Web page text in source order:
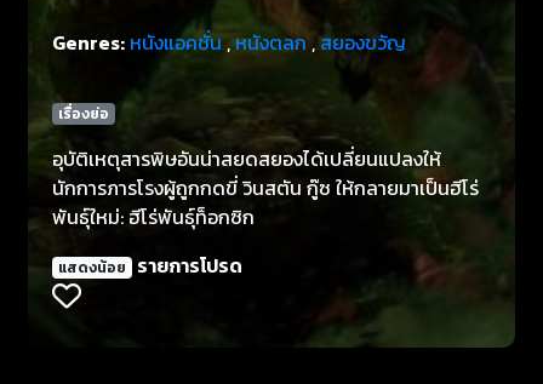
Genres: หนังแอคชั่น, หนังตลก,สยองขวัญ
เรื่องย่อ
อุบัติเหตุสารพิษอันน่าสยดสยองได้เปลี่ยนแปลงให้
นักการภารโรงผู้ถูกกดขี่ วินสตัน กู๊ซ ให้กลายมาเป็นฮีโร่
พันธุ์ใหม่: ฮีโร่พันธุ์ท็อกซิก
แสดงน้อย รายการโปรด